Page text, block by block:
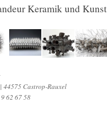
Keramik und Kunst
44575 Castrop-Rauxel
62 67 58